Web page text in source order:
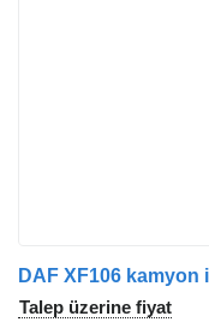
DAF XF106 kamyon
Talep üzerine fiyat